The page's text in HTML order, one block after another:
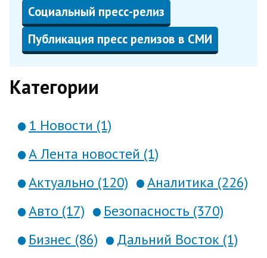
Социальный пресс-релиз
Публикация пресс релизов в СМИ
Категории
1 Новости (1)
А Лента новостей (1)
Актуально (120)
Аналитика (226)
Авто (17)
Безопасность (370)
Бизнес (86)
Дальний Восток (1)